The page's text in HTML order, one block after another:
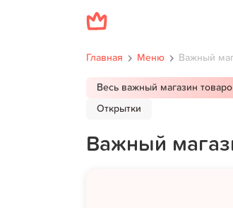
Главная Меню Важный
Весь важный магазин
Открытки
Важный